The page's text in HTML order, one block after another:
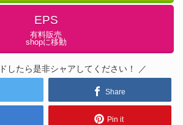
EPS
有料販売
shopに移動
したら是非シャアしてください！ ／
Share
Pin it